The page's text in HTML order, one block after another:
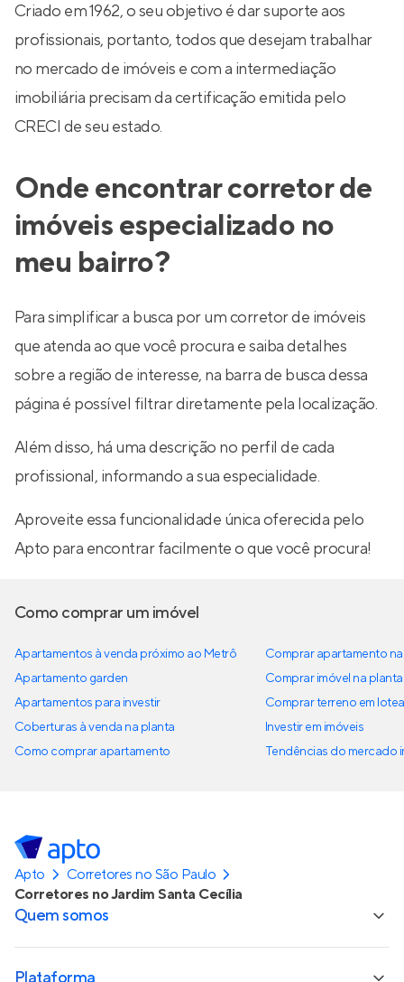
Criado em 1962, o seu objetivo é dar suporte aos
profissionais, portanto, todos que desejam trabalhar
no mercado de imóveis e com a intermediação
imobiliária precisam da certificação emitida pelo
CRECI de seu estado.
Onde encontrar corretor de
imóveis especializado no
meu bairro?
Para simplificar a busca por um corretor de imóveis
que atenda ao que você procura e saiba detalhes
sobre a região de interesse, na barra de busca dessa
página é possível filtrar diretamente pela localização.
Além disso, há uma descrição no perfil de cada
profissional, informando a sua especialidade.
Aproveite essa funcionalidade única oferecida pelo
Apto para encontrar facilmente o que você procura!
Como comprar um imóvel
Apartamentos à venda próximo ao Metrô
Apartamento garden
Apartamentos para investir
Coberturas à venda na planta
Como comprar apartamento
Comprar apartamento
Comprar imóvel na planta
Comprar terreno em
Investir em imóveis
Tendências do mercado
Apto
Corretores no São Paulo
Corretores no Jardim Santa Cecília
Quem somos